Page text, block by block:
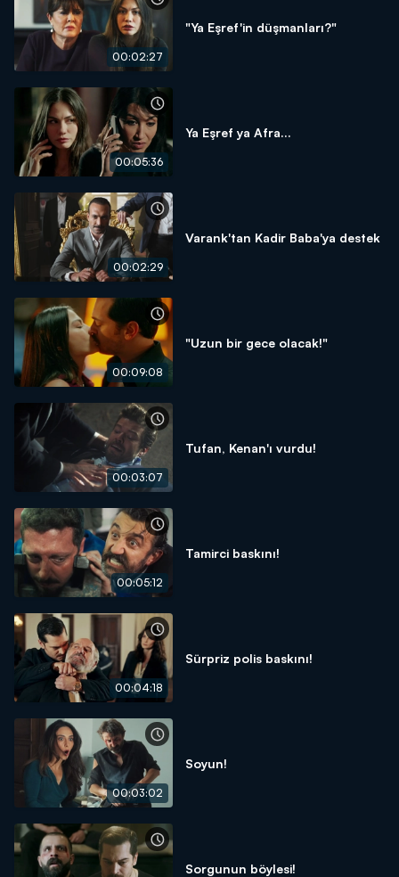
00:02:27
"Ya Eşref'in düşmanları?"
00:05:36
Ya Eşref ya Afra...
00:02:29
Varank'tan Kadir Baba'ya destek
00:09:08
"Uzun bir gece olacak!"
00:03:07
Tufan, Kenan'ı vurdu!
00:05:12
Tamirci baskını!
00:04:18
Sürpriz polis baskını!
00:03:02
Soyun!
Sorgunun böylesi!